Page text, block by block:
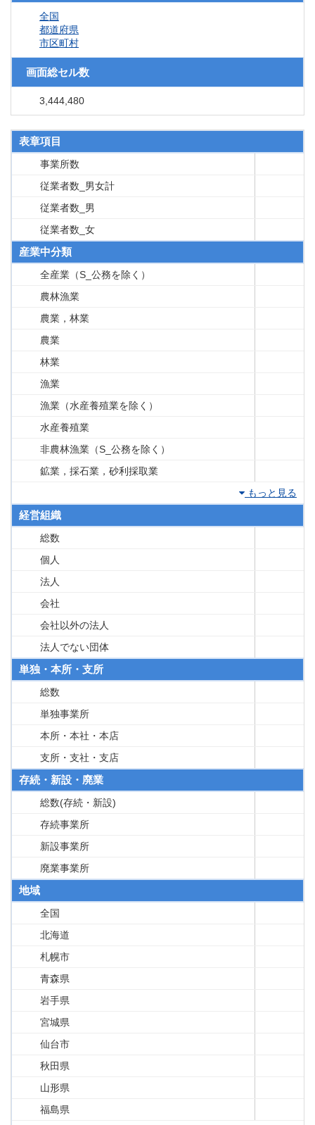
全国
都道府県
市区町村
画面総セル数
3,444,480
表章項目
事業所数
従業者数_男女計
従業者数_男
従業者数_女
産業中分類
全産業（S_公務を除く）
農林漁業
農業，林業
農業
林業
漁業
漁業（水産養殖業を除く）
水産養殖業
非農林漁業（S_公務を除く）
鉱業，採石業，砂利採取業
もっと見る
経営組織
総数
個人
法人
会社
会社以外の法人
法人でない団体
単独・本所・支所
総数
単独事業所
本所・本社・本店
支所・支社・支店
存続・新設・廃業
総数(存続・新設)
存続事業所
新設事業所
廃業事業所
地域
全国
北海道
札幌市
青森県
岩手県
宮城県
仙台市
秋田県
山形県
福島県